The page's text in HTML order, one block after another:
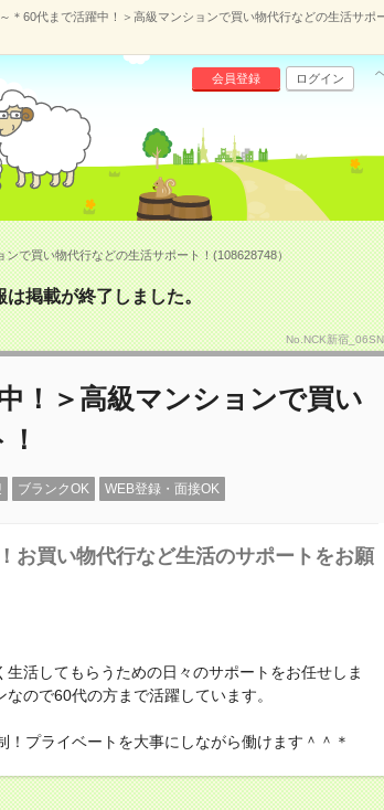
＊60代まで活躍中！＞高級マンションで買い物代行などの生活サポ
会員登録 ログイン
で買い物代行などの生活サポート！(108628748）
は掲載が終了しました。
No.NCK新宿
！＞高級マンションで買い
ブランクOK WEB登録・面接OK
お買い物代行など生活のサポートをお願
活してもらうための日々のサポートをお任せしま
ので60代の方まで活躍しています。
プライベートを大事にしながら働けます＾＾＊